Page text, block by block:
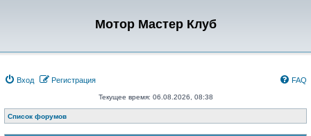
Мотор Мастер Клуб
Вход Регистрация FAQ
Текущее время: 06.08.2026, 08:38
Список форумов